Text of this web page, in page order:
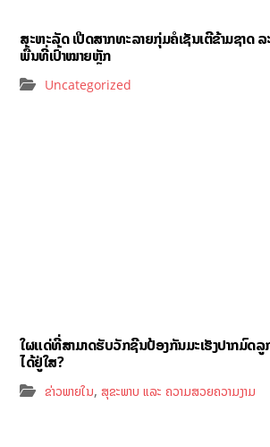
ສະຫະລັດ ເປີດສາກທະລາຍກຸ່ມຄໍເຊັນເຕີຂ້າມຊາດ
ພື້ນທີ່ເປົ້າໝາຍຫຼັກ
Uncategorized
ໃຜແດ່ທີ່ສາມາດຮັບວັກຊີນປ້ອງກັນມະເຮັງປາກມົດລູ
ໄດ້ຢູ່ໃສ?
ຂ່າວພາຍໃນ,ສຸຂະພາບ ແລະ ຄວາມສວຍຄວາມງາມ